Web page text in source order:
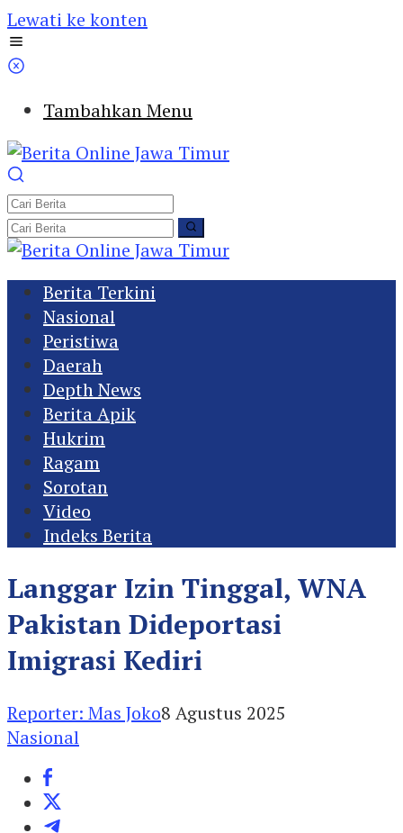
Lewati ke konten
Tambahkan Menu
Berita Terkini
Nasional
Peristiwa
Daerah
Depth News
Berita Apik
Hukrim
Ragam
Sorotan
Video
Indeks Berita
Langgar Izin Tinggal, WNA
Pakistan Dideportasi
Imigrasi Kediri
Reporter: Mas Joko8 Agustus 2025
Nasional